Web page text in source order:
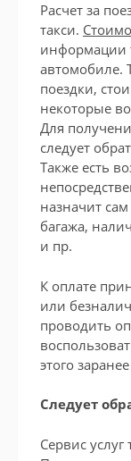
Расчет за
такси.
информации
автомобиле.
поездки,
некоторые
Для
следует
Также есть
назначит
багажа,
и пр.
К оплате
или
проводить
этого
Следует
Сервис